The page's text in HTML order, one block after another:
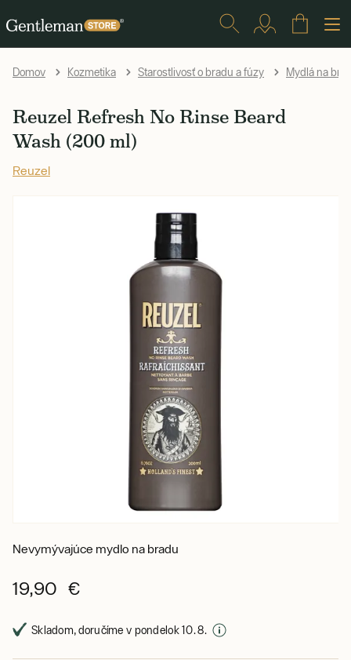
Domov Kozmetika Starostlivosť o bradu a fúzy Mydlá na
Reuzel Refresh No Rinse Beard
Wash (200 ml)
Reuzel
Nevymývajúce mydlo na bradu
19,90 €
Skladom, doručíme v pondelok 10. 8.